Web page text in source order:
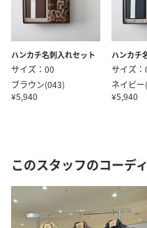
ハンカチ名刺入れセット
サイズ：00
ブラウン(043)
¥5,940
ハンカチ
サイズ：
ネイビ
¥5,940
このスタッフのコーデ